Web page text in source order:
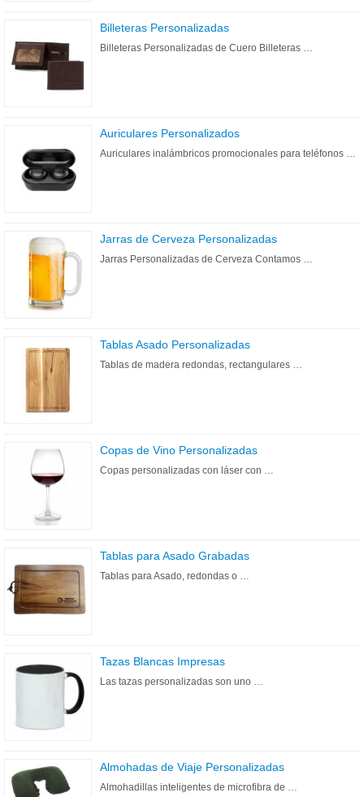
Billeteras Personalizadas
Billeteras Personalizadas de Cuero Billeteras …
Auriculares Personalizados
Auriculares inalámbricos promocionales para teléfonos …
Jarras de Cerveza Personalizadas
Jarras Personalizadas de Cerveza Contamos …
Tablas Asado Personalizadas
Tablas de madera redondas, rectangulares …
Copas de Vino Personalizadas
Copas personalizadas con láser con …
Tablas para Asado Grabadas
Tablas para Asado, redondas o …
Tazas Blancas Impresas
Las tazas personalizadas son uno …
Almohadas de Viaje Personalizadas
Almohadillas inteligentes de microfibra de …